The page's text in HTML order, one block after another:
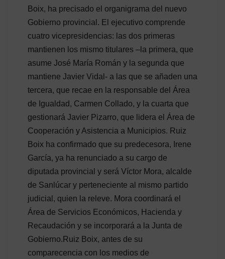
Boix, ha precisado el organigrama del nuevo
Gobierno provincial. El ejecutivo comprende
cuatro vicepresidencias: las dos primeras
mantienen los mismo titulares –la primera, que
asume José María Román y la segunda que
mantiene Javier Vidal- a las que se añaden una
tercera, que recae en la responsable del Área
de Igualdad, Carmen Collado, y la cuarta que
gestionará Javier Pizarro, que lidera el Área de
Cooperación y Asistencia a Municipios. Ruiz
Boix ha confirmado que su predecesora, Irene
García, ya ha renunciado a su cargo de
diputada provincial y será Víctor Mora, alcalde
de Sanlúcar y perteneciente al mismo partido
judicial, quien la releve. Mora coordinará el
Área de Servicios Económicos, Hacienda y
Recaudación y se incorporará a la Junta de
Gobierno.Ruiz Boix, antes de su
comparecencia con los medios de